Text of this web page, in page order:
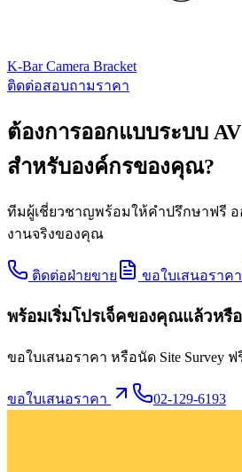
K-Bar Camera Bracket
ติดต่อสอบถามราคา
ต้องการออกแบบระบบ
สำหรับองค์กรของคุณ?
ทีมผู้เชี่ยวชาญพร้อมให้คำปรึกษาฟรี
งานจริงของคุณ
ติดต่อฝ่ายขาย ขอใบเสนอราคา
พร้อมเริ่มโปรเจ็คของคุณแล้วหรื
ขอใบเสนอราคา หรือนัด Site Survey
ขอใบเสนอราคา 02-129-6193